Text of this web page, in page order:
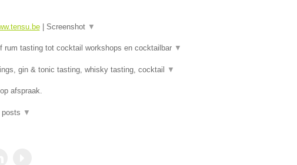
| Screenshot ▼
rum tasting tot cocktail workshops en cocktailbar ▼
gin & tonic tasting, whisky tasting, cocktail ▼
afspraak.
posts ▼